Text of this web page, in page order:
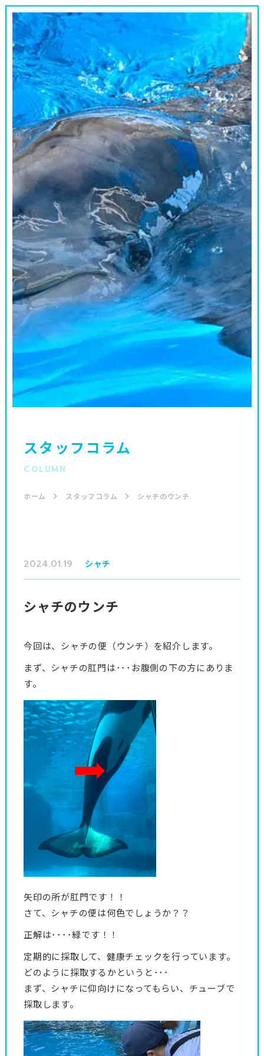
スタッフコラム
COLUMN
ホーム スタッフコラム シャチのウンチ
2024.01.19 シャチ
シャチのウンチ
今回は、シャチの便（ウンチ）を紹介します。
まず、シャチの肛門は･･･お腹側の下の方にありま
す。
矢印の所が肛門です！！
さて、シャチの便は何色でしょうか？？
正解は････緑です！！
定期的に採取して、健康チェックを行っています。
どのように採取するかというと･･･
まず、シャチに仰向けになってもらい、チューブで
採取します。